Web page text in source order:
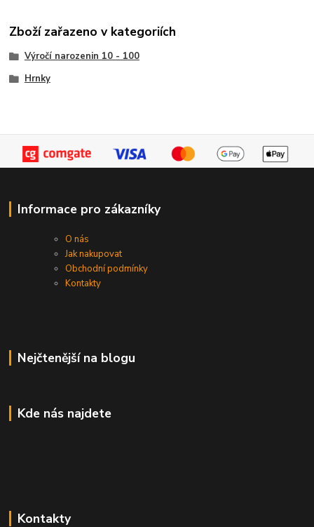
Zboží zařazeno v kategoriích
Výročí narozenin 10 - 100
Hrnky
Informace pro zákazníky
O nás
Jak nakupovat
Obchodní podmínky
Kontakty
Nejčtenější na blogu
Kde nás najdete
Kontakty